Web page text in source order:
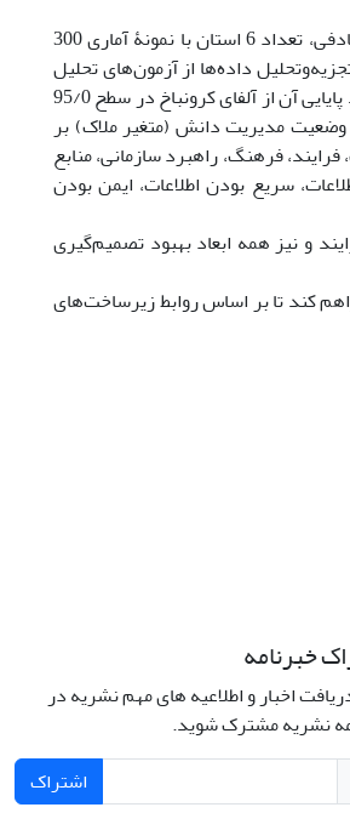
این پژوهش از نوع توصیفی-همبستگی است. در تعیین جامعه آماری ازطریق نمونه­‌گیری خوشه‌بندی تصادفی، تعداد 6 استان با نمونۀ آماری 300
داده‌ها از آزمون‌­های تحلیل
عاملی اکتشافی و رگرسیون چندگانه استفاده شد. برای تائید روایی پرسش‌نامه از نتایج تحلیل عاملی و برای تأیید پایایی آن از آلفای کرونباخ در سطح 95/0
در این پژوهش، وضعیت مدیریت دانش (متغیر ملاک) بر
فرهنگ، راهبرد سازمانی، منابع
سریع بودن اطلاعات، ایمن بودن
و نیز همه ابعاد بهبود تصمیمگیری
کند تا بر اساس روابط زیرساخت‌­های
خبرنامه
اخبار و اطلاعیه های مهم نشریه در
نشریه مشترک شوید.
اشتراک